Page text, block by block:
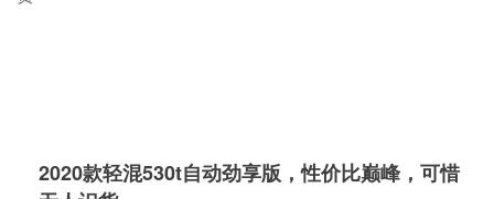
2020款轻混530t自动劲享版，性价比巅峰，可惜